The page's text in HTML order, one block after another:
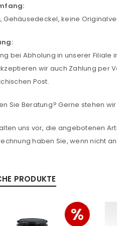
Passwort
Anmeldeformular
ANMELDEN
PASSWORT VERGESSEN?
Gehäusedeckel, keine
bei Abholung in unserer Filiale
wir auch Zahlung per
Post.
Sie Beratung? Gerne stehen
uns vor, die angebotenen
haben Sie, wenn nicht
PRODUKTE
%